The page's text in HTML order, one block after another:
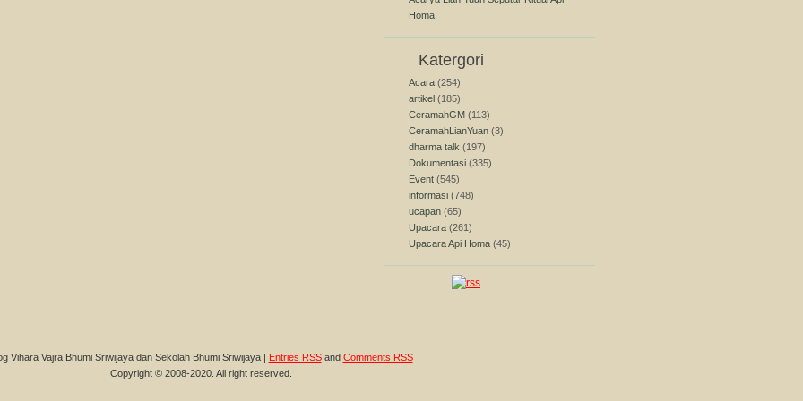
Homa
Katergori
Acara (254)
artikel (185)
CeramahGM (113)
CeramahLianYuan (3)
dharma talk (197)
Dokumentasi (335)
Event (545)
informasi (748)
ucapan (65)
Upacara (261)
Upacara Api Homa (45)
Vihara Vajra Bhumi Sriwijaya dan Sekolah Bhumi Sriwijaya | Entries RSSand Comments RSS
Copyright © 2008-2020. All right reserved.